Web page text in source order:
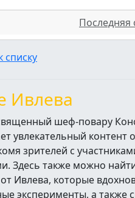
Последняя
списку
Ивлева
шеф-повару
увлекательный контент
зрителей с
Здесь также можно
Ивлева, которые
эксперименты, а также